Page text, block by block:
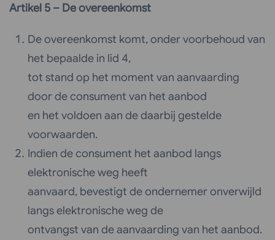
Artikel 5 – De overeenkomst
De overeenkomst komt, onder voorbehoud van
het bepaalde in lid 4,
tot stand op het moment van aanvaarding
door de consument van het aanbod
en het voldoen aan de daarbij gestelde
voorwaarden.
Indien de consument het aanbod langs
elektronische weg heeft
aanvaard, bevestigt de ondernemer onverwijld
langs elektronische weg de
ontvangst van de aanvaarding van het aanbod.